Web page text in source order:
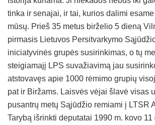
tinka ir senajai, ir tai, kurios dalimi
mūsų. Prieš 35 metus birželio 5 dieną
pirmasis Lietuvos Persitvarkymo
iniciatyvinės grupės susirinkimas, o tų
steigiamajį LPS suvažiavimą jau
atstovavęs apie 1000 rėmimo grupių
pat ir Biržams. Laisvės vėjai šlavė visas
pusantrų metų Sąjūdžio remiami į LTSR
Tarybą išrinkti deputatai 1990 m. kovo